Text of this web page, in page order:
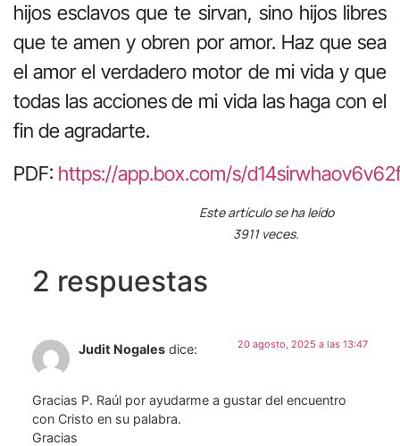
hijos esclavos que te sirvan, sino hijos libres
que te amen y obren por amor. Haz que sea
el amor el verdadero motor de mi vida y que
todas las acciones de mi vida las haga con el
fin de agradarte.
PDF: https://app.box.com/s/
Este artículo se ha leído
3911 veces.
2 respuestas
Judit Nogales dice: 20 agosto, 2025 a las 13:47
Gracias P. Raúl por ayudarme a gustar del encuentro
con Cristo en su palabra.
Gracias